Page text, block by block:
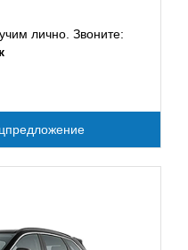
лично. Звоните: